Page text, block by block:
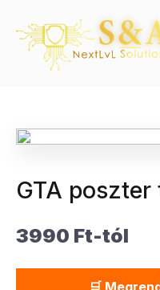
GTA
3990 Ft-tól
🛒